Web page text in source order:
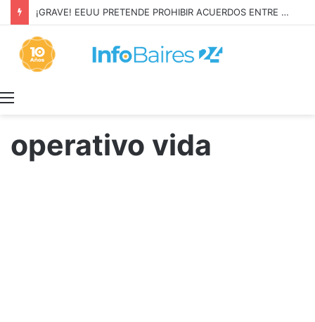
¡GRAVE! EEUU PRETENDE PROHIBIR ACUERDOS ENTRE CHINA Y UNA COOPERATIVA EN NEUQUÉN
operativo vida